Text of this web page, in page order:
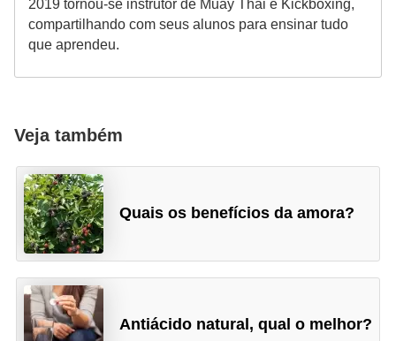
2019 tornou-se instrutor de Muay Thai e Kickboxing,
compartilhando com seus alunos para ensinar tudo
que aprendeu.
Veja também
Quais os benefícios da amora?
Antiácido natural, qual o melhor?